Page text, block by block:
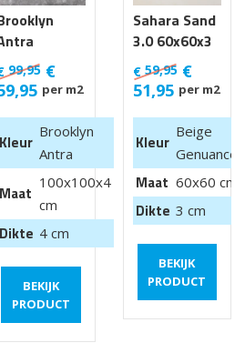
100x100x4
van €
m2
99,95 €
per m2
Kleur
Brooklyn
Antra
Maat
100x100x4
cm
Dikte 4 cm
BEKIJK
PRODUCT
Sahara Sand
3.0 60x60x3
cm
€59,95 €
51,95 per m2
Kleur
Beige
Maat 60x60 cm
Dikte 3 cm
BEKIJK
PRODUCT